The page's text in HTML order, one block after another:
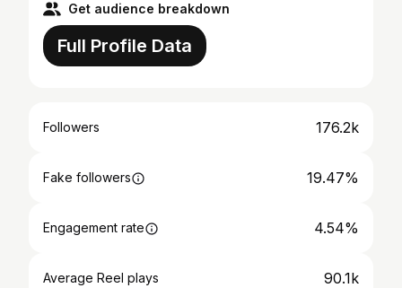
Get audience breakdown
Full Profile Data
Followers 176.2k
Fake followers 19.47%
Engagement rate 4.54%
Average Reel plays 90.1k